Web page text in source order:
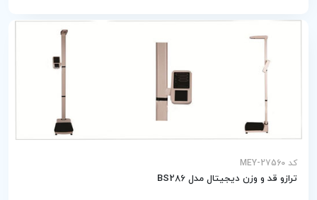
کد MEY-27560
ترازو قد و وزن دیجیتال مدل BS286